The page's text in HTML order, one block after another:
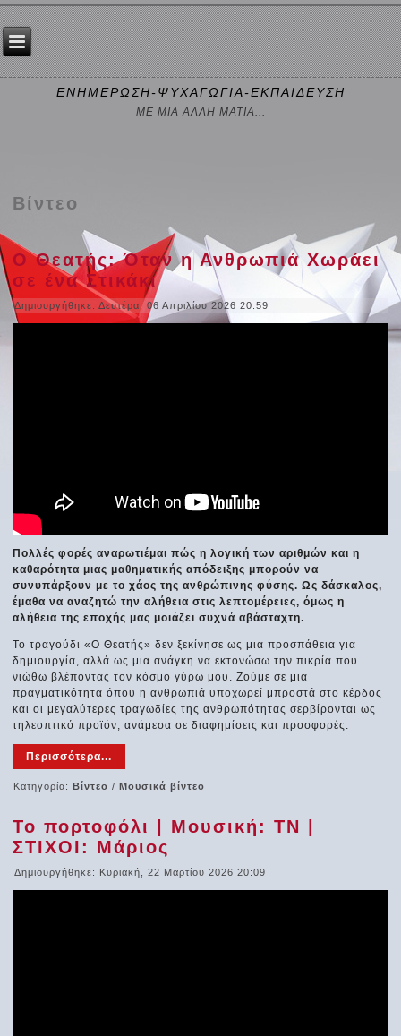
ΕΝΗΜΕΡΩΣΗ-ΨΥΧΑΓΩΓΙΑ-ΕΚΠΑΙΔΕΥΣΗ
ΜΕ ΜΙΑ ΑΛΛΗ ΜΑΤΙΑ...
Βίντεο
Ο Θεατής: Όταν η Ανθρωπιά Χωράει
σε ένα Στικάκι
Δημιουργήθηκε: Δευτέρα, 06 Απριλίου 2026 20:59
Πολλές φορές αναρωτιέμαι πώς η λογική των αριθμών και η
καθαρότητα μιας μαθηματικής απόδειξης μπορούν να
συνυπάρξουν με το χάος της ανθρώπινης φύσης. Ως δάσκαλος,
έμαθα να αναζητώ την αλήθεια στις λεπτομέρειες, όμως η
αλήθεια της εποχής μας μοιάζει συχνά αβάσταχτη.
Το τραγούδι «Ο Θεατής» δεν ξεκίνησε ως μια προσπάθεια για
δημιουργία, αλλά ως μια ανάγκη να εκτονώσω την πικρία που
νιώθω βλέποντας τον κόσμο γύρω μου. Ζούμε σε μια
πραγματικότητα όπου η ανθρωπιά υποχωρεί μπροστά στο κέρδος
και οι μεγαλύτερες τραγωδίες της ανθρωπότητας σερβίρονται ως
τηλεοπτικό προϊόν, ανάμεσα σε διαφημίσεις και προσφορές.
Περισσότερα...
Κατηγορία:Βίντεο /Μουσικά βίντεο
Το πορτοφόλι | Μουσική: ΤΝ |
ΣΤΙΧΟΙ: Μάριος
Δημιουργήθηκε: Κυριακή, 22 Μαρτίου 2026 20:09